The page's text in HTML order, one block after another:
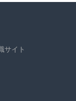
サイト